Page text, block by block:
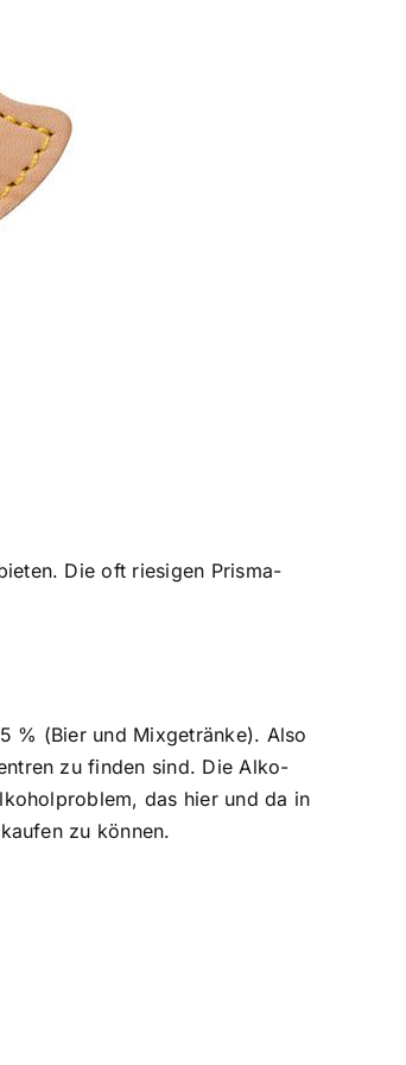
Die oft riesigen Prisma-
% (Bier und Mixgetränke). Also
zu finden sind. Die Alko-
das hier und da in
zu können.